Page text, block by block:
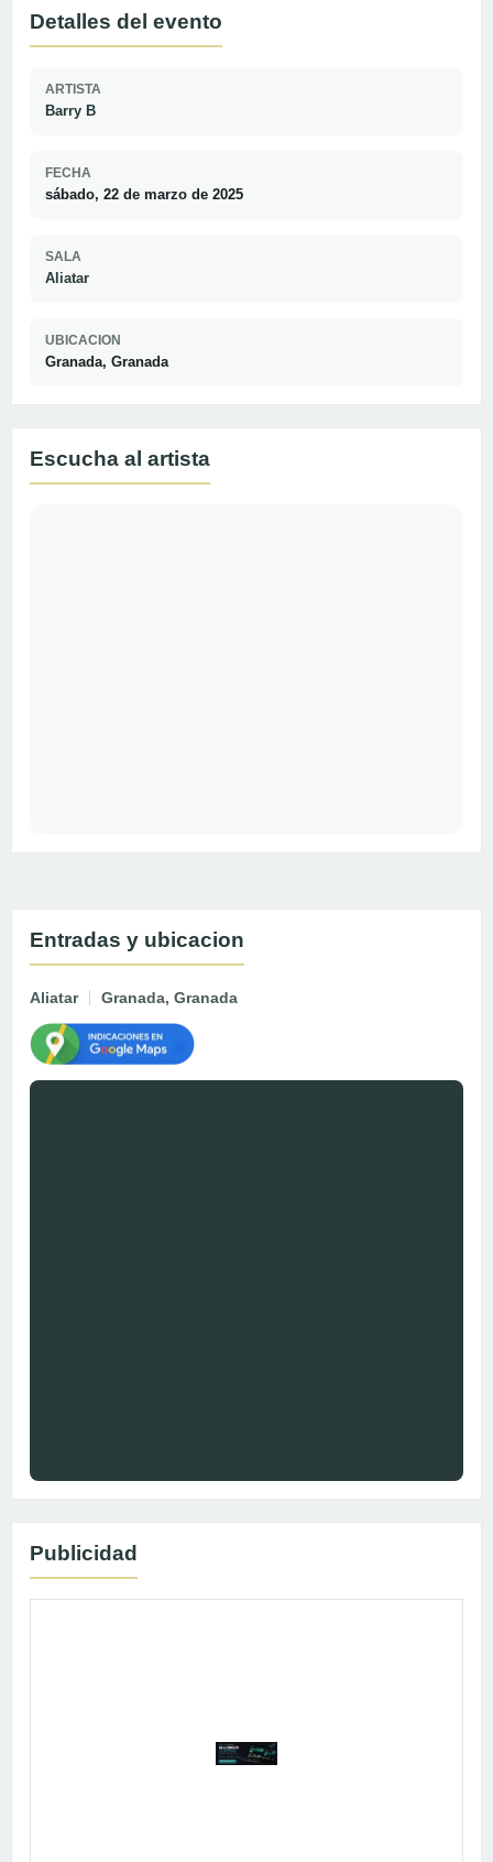
Detalles del evento
ARTISTA
Barry B
FECHA
sábado, 22 de marzo de 2025
SALA
Aliatar
UBICACION
Granada, Granada
Escucha al artista
Entradas y ubicacion
Aliatar Granada, Granada
Publicidad
Publicidad